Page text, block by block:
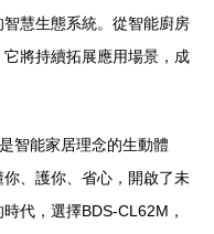
慧生態系統。從智能廚房
將持續拓展應用場景，成
智能家居理念的生動體
、護你、省心，開啟了未
代，選擇BDS-CL62M，